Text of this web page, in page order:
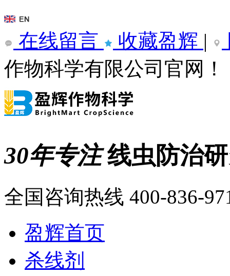
在线留言 收藏盈辉 |
作物科学有限公司官网！
30年专注线虫防治
全国咨询热线 400-836-
盈辉首页
杀线剂